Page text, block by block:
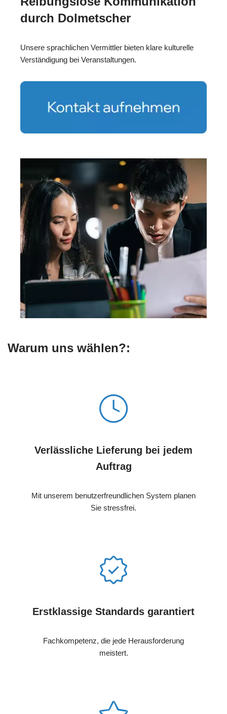
durch Dolmetscher
Unsere sprachlichen Vermittler bieten klare kulturelle
Verständigung bei Veranstaltungen.
Warum uns wählen?:
Verlässliche Lieferung bei jedem
Auftrag
Mit unserem benutzerfreundlichen System planen
Sie stressfrei.
Erstklassige Standards garantiert
Fachkompetenz, die jede Herausforderung
meistert.